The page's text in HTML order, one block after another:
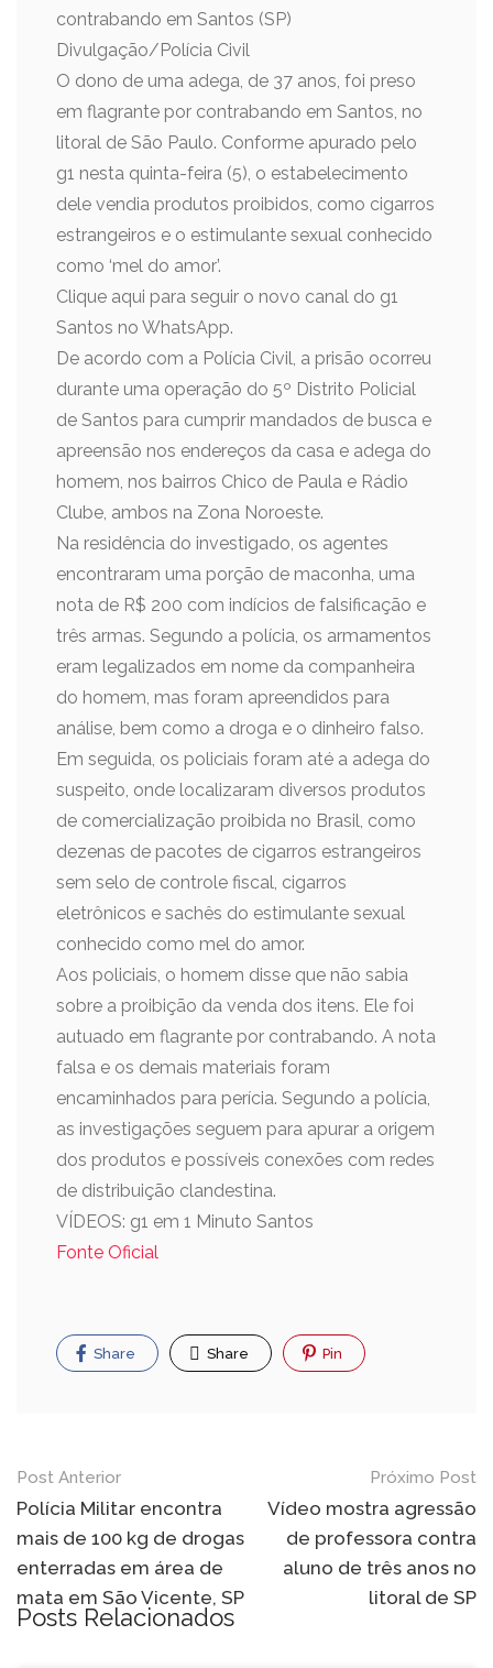
contrabando em Santos (SP)
Divulgação/Polícia Civil
O dono de uma adega, de 37 anos, foi preso
em flagrante por contrabando em Santos, no
litoral de São Paulo. Conforme apurado pelo
g1 nesta quinta-feira (5), o estabelecimento
dele vendia produtos proibidos, como cigarros
estrangeiros e o estimulante sexual conhecido
como ‘mel do amor’.
Clique aqui para seguir o novo canal do g1
Santos no WhatsApp.
De acordo com a Polícia Civil, a prisão ocorreu
durante uma operação do 5º Distrito Policial
de Santos para cumprir mandados de busca e
apreensão nos endereços da casa e adega do
homem, nos bairros Chico de Paula e Rádio
Clube, ambos na Zona Noroeste.
Na residência do investigado, os agentes
encontraram uma porção de maconha, uma
nota de R$ 200 com indícios de falsificação e
três armas. Segundo a polícia, os armamentos
eram legalizados em nome da companheira
do homem, mas foram apreendidos para
análise, bem como a droga e o dinheiro falso.
Em seguida, os policiais foram até a adega do
suspeito, onde localizaram diversos produtos
de comercialização proibida no Brasil, como
dezenas de pacotes de cigarros estrangeiros
sem selo de controle fiscal, cigarros
eletrônicos e sachês do estimulante sexual
conhecido como mel do amor.
Aos policiais, o homem disse que não sabia
sobre a proibição da venda dos itens. Ele foi
autuado em flagrante por contrabando. A nota
falsa e os demais materiais foram
encaminhados para perícia. Segundo a polícia,
as investigações seguem para apurar a origem
dos produtos e possíveis conexões com redes
de distribuição clandestina.
VÍDEOS: g1 em 1 Minuto Santos
Fonte Oficial
Share Share Pin
Post Anterior
Polícia Militar encontra
mais de 100 kg de drogas
enterradas em área de
mata em São Vicente, SP
Próximo Post
Vídeo mostra agressão
de professora contra
aluno de três anos no
litoral de SP
Posts Relacionados